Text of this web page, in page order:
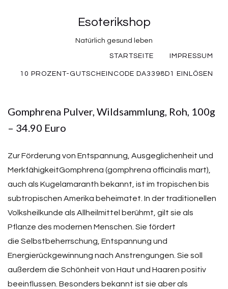
Esoterikshop
Natürlich gesund leben
STARTSEITE IMPRESSUM
10 PROZENT-GUTSCHEINCODE DA3398D1 EINLÖSEN
Gomphrena Pulver, Wildsammlung, Roh, 100g
– 34.90 Euro
Zur Förderung von Entspannung, Ausgeglichenheit und
MerkfähigkeitGomphrena (gomphrena officinalis mart),
auch als Kugelamaranth bekannt, ist im tropischen bis
subtropischen Amerika beheimatet. In der traditionellen
Volksheilkunde als Allheilmittel berühmt, gilt sie als
Pflanze des modernen Menschen. Sie fördert
die Selbstbeherrschung, Entspannung und
Energierückgewinnung nach Anstrengungen. Sie soll
außerdem die Schönheit von Haut und Haaren positiv
beeinflussen. Besonders bekannt ist sie aber als